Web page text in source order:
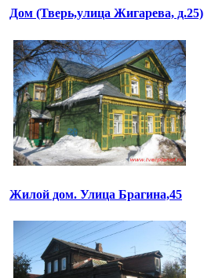
Дом (Тверь,улица Жигарева, д.25)
Жилой дом. Улица Брагина,45